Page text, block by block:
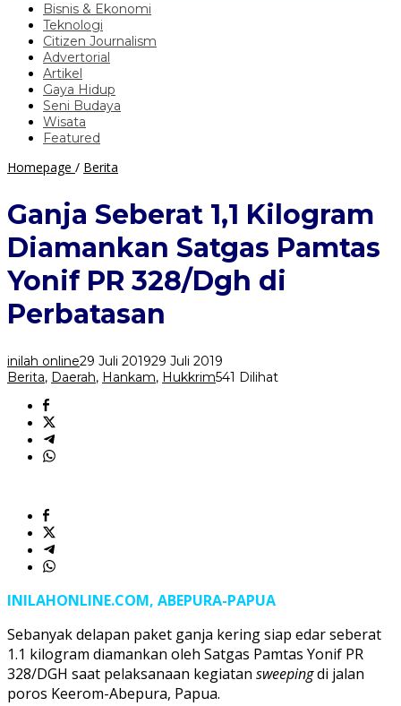
Bisnis & Ekonomi
Teknologi
Citizen Journalism
Advertorial
Artikel
Gaya Hidup
Seni Budaya
Wisata
Featured
Homepage / Berita
1,1
Kilogram
Diamankan
Satgas
Pamtas
Yonif
328/Dgh
Perbatasan
Ganja Seberat 1,1 Kilogram
Diamankan Satgas Pamtas
Yonif PR 328/Dgh di
Perbatasan
inilah online29 Juli 201929 Juli 2019
Berita, Daerah, Hankam, Hukkrim541 Dilihat
INILAHONLINE.COM, ABEPURA-PAPUA
Sebanyak delapan paket ganja kering siap edar seberat
1.1 kilogram diamankan oleh Satgas Pamtas Yonif PR
328/DGH saat pelaksanaan kegiatan sweepingdi jalan
poros Keerom-Abepura, Papua.